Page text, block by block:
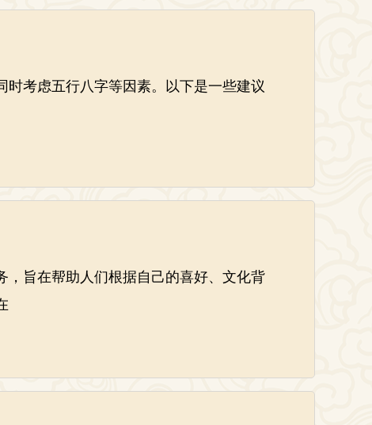
考虑五行八字等因素。以下是一些建议
旨在帮助人们根据自己的喜好、文化背